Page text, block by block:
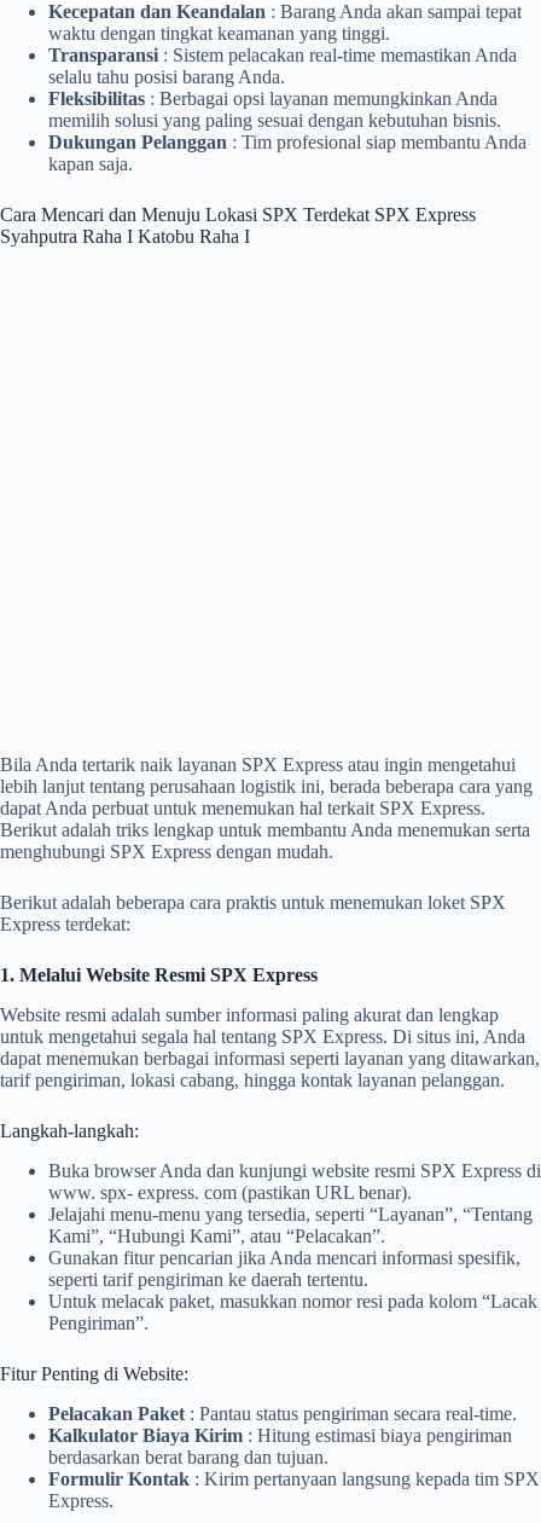
Kecepatan dan Keandalan : Barang Anda akan sampai tepat
waktu dengan tingkat keamanan yang tinggi.
Transparansi : Sistem pelacakan real-time memastikan Anda
selalu tahu posisi barang Anda.
Fleksibilitas : Berbagai opsi layanan memungkinkan Anda
memilih solusi yang paling sesuai dengan kebutuhan bisnis.
Dukungan Pelanggan : Tim profesional siap membantu Anda
kapan saja.
Cara Mencari dan Menuju Lokasi SPX Terdekat SPX Express
Syahputra Raha I Katobu Raha I
Bila Anda tertarik naik layanan SPX Express atau ingin mengetahui
lebih lanjut tentang perusahaan logistik ini, berada beberapa cara yang
dapat Anda perbuat untuk menemukan hal terkait SPX Express.
Berikut adalah triks lengkap untuk membantu Anda menemukan serta
menghubungi SPX Express dengan mudah.
Berikut adalah beberapa cara praktis untuk menemukan loket SPX
Express terdekat:
1. Melalui Website Resmi SPX Express
Website resmi adalah sumber informasi paling akurat dan lengkap
untuk mengetahui segala hal tentang SPX Express. Di situs ini, Anda
dapat menemukan berbagai informasi seperti layanan yang ditawarkan,
tarif pengiriman, lokasi cabang, hingga kontak layanan pelanggan.
Langkah-langkah:
Buka browser Anda dan kunjungi website resmi SPX Express di
www. spx- express. com (pastikan URL benar).
Jelajahi menu-menu yang tersedia, seperti “Layanan”, “Tentang
Kami”, “Hubungi Kami”, atau “Pelacakan”.
Gunakan fitur pencarian jika Anda mencari informasi spesifik,
seperti tarif pengiriman ke daerah tertentu.
Untuk melacak paket, masukkan nomor resi pada kolom “Lacak
Pengiriman”.
Fitur Penting di Website:
Pelacakan Paket : Pantau status pengiriman secara real-time.
Kalkulator Biaya Kirim : Hitung estimasi biaya pengiriman
berdasarkan berat barang dan tujuan.
Formulir Kontak : Kirim pertanyaan langsung kepada tim SPX
Express.